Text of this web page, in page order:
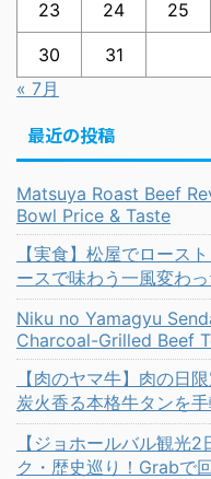
23 24 25
30
31
« 7月
最近の投稿
Matsuya Roast Beef
Bowl Price & Taste
【実食】松屋でロース
ースで味わう一風変わ
Niku no Yamagyu
Charcoal-Grilled Beef
【肉のヤマ牛】肉の日
炭火香る本格牛タンを
【ジョホールバル観光
ク・歴史巡り！Grabで